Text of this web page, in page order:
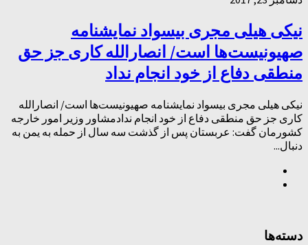
نیکی هیلی مجری بیسواد نمایشنامه‌
صهیونیست‌ها است/ انصارالله کاری جز حق
منطقی دفاع از خود انجام نداد
نیکی هیلی مجری بیسواد نمایشنامه‌ صهیونیست‌ها است/ انصارالله
کاری جز حق منطقی دفاع از خود انجام ندادمشاور وزیر امور خارجه
کشورمان گفت: عربستان پس از گذشت سه سال از حمله به یمن به
دنبال...
دسته‌ها